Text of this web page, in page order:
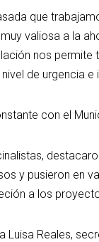
que
valiosa a la
nos
de urgencia
con el
y pusieron en
a los
Luisa Reales,